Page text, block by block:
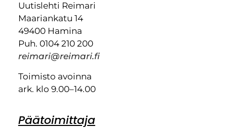
Uutislehti Reimari
Maariankatu 14
49400 Hamina
Puh. 0104 210 200
reimari@reimari.fi
Toimisto avoinna
ark. klo 9.00–14.00
Päätoimittaja